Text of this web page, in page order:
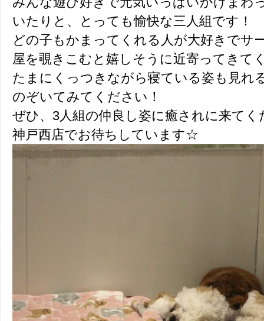
いたりと、とっても愉快な三人組です！
どの子もかまってくれる人が大好きでサ
屋を覗きこむと嬉しそうに近寄ってきて
たまにくっつきながら寝ている姿も見れ
のぞいてみてください！
ぜひ、3人組の仲良し姿に癒されに来て
神戸西店でお待ちしています☆